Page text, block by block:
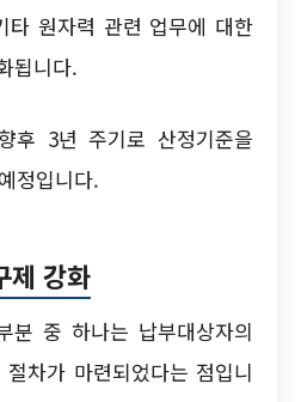
타 원자력 관련 업무에 대한
됩니다.
후 3년 주기로 산정기준을
정입니다.
제 강화
분 중 하나는 납부대상자의
차가 마련되었다는 점입니